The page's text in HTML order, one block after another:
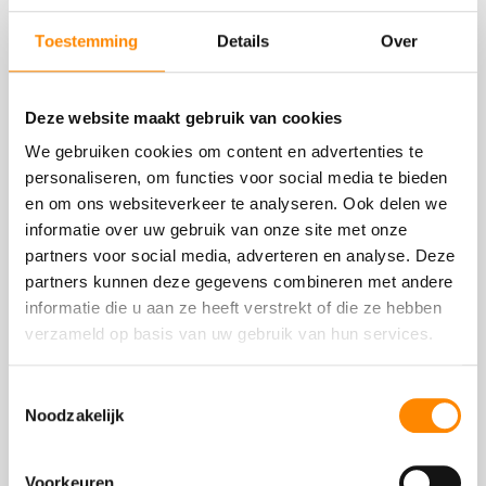
Toestemming Details Over
Deze website maakt gebruik van cookies
We gebruiken cookies om content en advertenties te
personaliseren, om functies voor social media te bieden
en om ons websiteverkeer te analyseren. Ook delen we
informatie over uw gebruik van onze site met onze
partners voor social media, adverteren en analyse. Deze
partners kunnen deze gegevens combineren met andere
informatie die u aan ze heeft verstrekt of die ze hebben
verzameld op basis van uw gebruik van hun services.
Noodzakelijk
Voorkeuren
Blogs
Betalen met Euro op Curaçao, kan dat?
eigenlijk wel?